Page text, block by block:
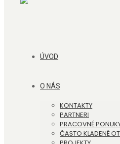
ÚVOD
O NÁS
KONTAKTY
PARTNERI
PRACOVNÉ
ČASTO KLADENÉ